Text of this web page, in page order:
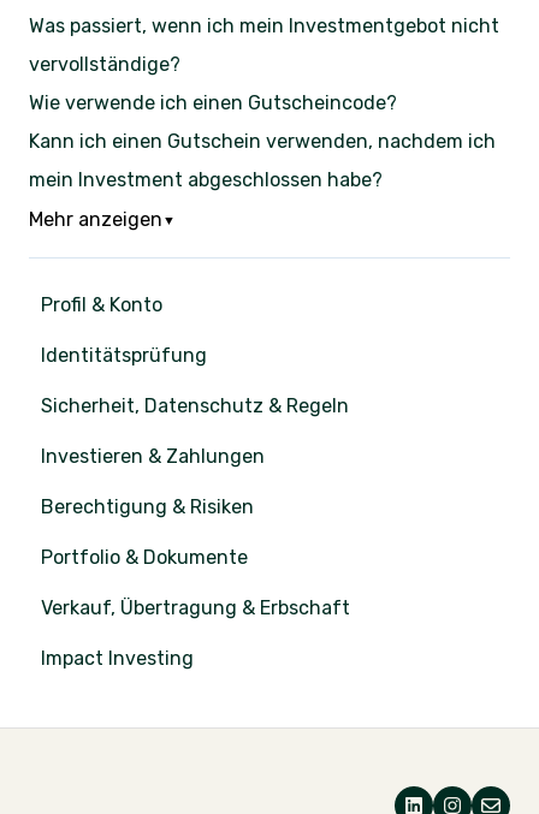
Was passiert, wenn ich mein Investmentgebot nicht
vervollständige?
Wie verwende ich einen Gutscheincode?
Kann ich einen Gutschein verwenden, nachdem ich
mein Investment abgeschlossen habe?
Mehr anzeigen ▼
Profil & Konto
Identitätsprüfung
Sicherheit, Datenschutz & Regeln
Investieren & Zahlungen
Berechtigung & Risiken
Portfolio & Dokumente
Verkauf, Übertragung & Erbschaft
Impact Investing